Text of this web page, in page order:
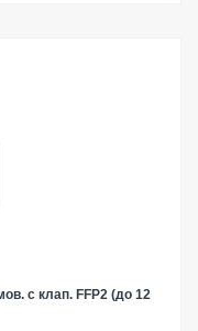
с клап. FFP2 (до 12